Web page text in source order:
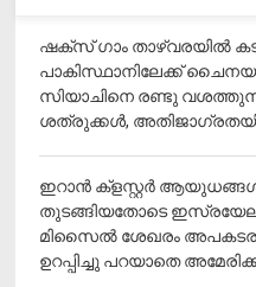
ഷക്സ് ​ഗാം താഴ്‌വരയിൽ
പാകിസ്ഥാനിലേക്ക്
സിയാചിനെ രണ്ടു
ശത്രുക്കൾ,
ഇറാന്‍ ക്‌ളസ്റ്റര്‍
തുടങ്ങിയതോടെ
മിസൈല്‍ ശേഖരം
ഉറപ്പിച്ചു പറയാതെ